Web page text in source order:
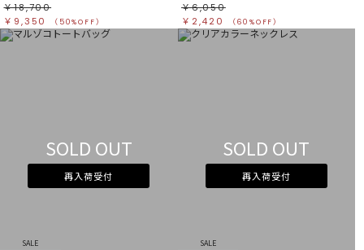
￥18,700
￥9,350
（50%OFF）
￥6,050
￥2,420
（60%OFF）
SOLD OUT
再入荷受付
SALE
SOLD OUT
再入荷受付
SALE